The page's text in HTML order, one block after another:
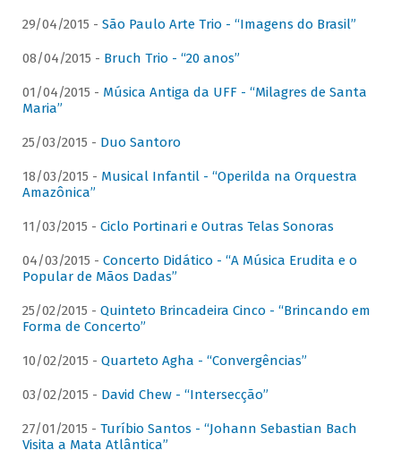
29/04/2015 - São Paulo Arte Trio - “Imagens do Brasil”
08/04/2015 - Bruch Trio - “20 anos”
01/04/2015 - Música Antiga da UFF - “Milagres de Santa
Maria”
25/03/2015 - Duo Santoro
18/03/2015 - Musical Infantil - “Operilda na Orquestra
Amazônica”
11/03/2015 - Ciclo Portinari e Outras Telas Sonoras
04/03/2015 - Concerto Didático - “A Música Erudita e o
Popular de Mãos Dadas”
25/02/2015 - Quinteto Brincadeira Cinco - “Brincando em
Forma de Concerto”
10/02/2015 - Quarteto Agha - “Convergências”
03/02/2015 - David Chew - “Intersecção”
27/01/2015 - Turíbio Santos - “Johann Sebastian Bach
Visita a Mata Atlântica”